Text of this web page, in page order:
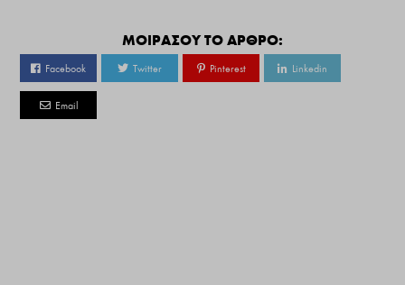
ΜΟΙΡΑΣΟΥ ΤΟ ΑΡΘΡΟ:
Facebook Twitter Pinterest Linkedin
Email